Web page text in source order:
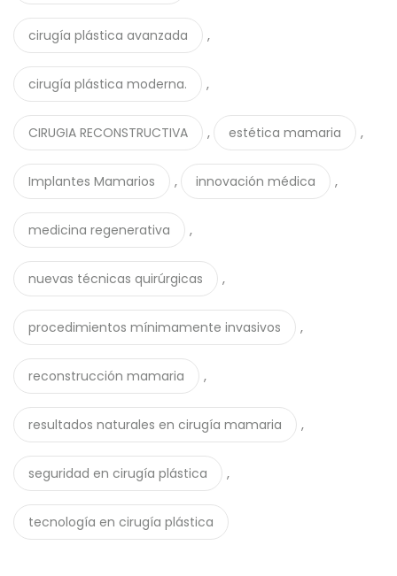
cirugía plástica avanzada ,
cirugía plástica moderna. ,
CIRUGIA RECONSTRUCTIVA , estética mamaria ,
Implantes Mamarios , innovación médica ,
medicina regenerativa ,
nuevas técnicas quirúrgicas ,
procedimientos mínimamente invasivos ,
reconstrucción mamaria ,
resultados naturales en cirugía mamaria ,
seguridad en cirugía plástica ,
tecnología en cirugía plástica